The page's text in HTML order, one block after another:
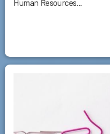
Human Resources...